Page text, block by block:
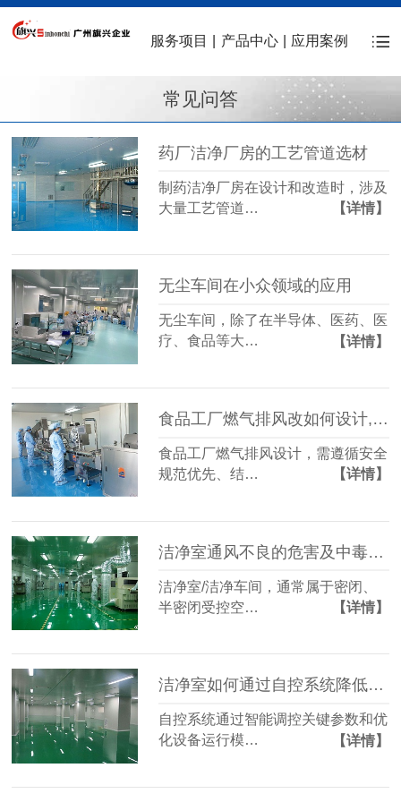
服务项目 产品中心 应用案例
常见问答
药厂洁净厂房的工艺管道选材
制药洁净厂房在设计和改造时，涉及
大量工艺管道…
【详情】
无尘车间在小众领域的应用
无尘车间，除了在半导体、医药、医
疗、食品等大…
【详情】
食品工厂燃气排风改如何设计,有什么注意点？
食品工厂燃气排风设计，需遵循安全
规范优先、结…
【详情】
洁净室通风不良的危害及中毒源分析
洁净室/洁净车间，通常属于密闭、
半密闭受控空…
【详情】
洁净室如何通过自控系统降低能耗？
自控系统通过智能调控关键参数和优
化设备运行模…
【详情】